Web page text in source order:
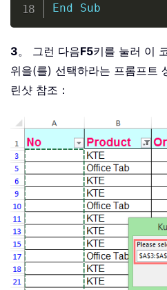
End
Sub
3。 그런 다음F5키를 눌러 이
위을(를) 선택하라는 프롬프트
린샷 참조：